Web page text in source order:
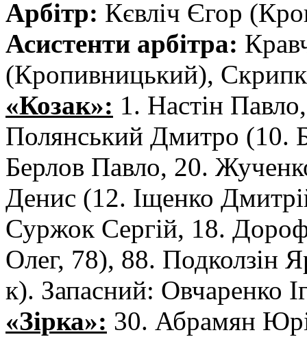
Арбітр: Кєвліч Єгор
Асистенти арбітра:
(Кропивницький),
«Козак»: 1. Настін
Полянський Дмитро (10.
Берлов Павло, 20.
Денис (12. Іщенко
Суржок Сергій, 18.
Олег, 78), 88. Подколзін
к). Запасний: Овчаренко
«Зірка»: 30. Абрамян